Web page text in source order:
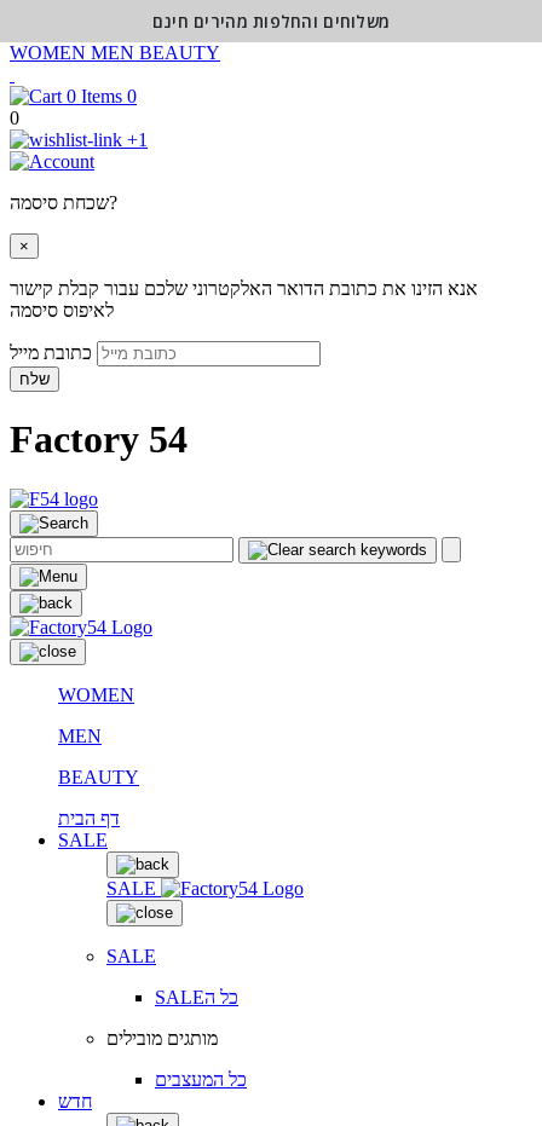
WOMEN MEN BEAUTY
0
0
+1
שכחת סיסמה?
×
אנא הזינו את כתובת הדואר האלקטרוני שלכם עבור קבלת קישור
לאיפוס סיסמה
שלח
Factory 54
WOMEN
MEN
BEAUTY
דף הבית
SALE
SALE
SALE
SALEכל ה
מותגים מובילים
כל המעצבים
חדש
משלוחים והחלפות מהירים חינם